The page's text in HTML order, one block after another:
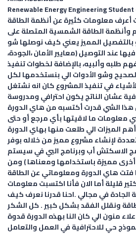
Renewable Energy Engineering Student
أعرف معلومات كثيرة عن أنظمة الطاقة
وأنظمة الطاقة الشمسية المتصلة على
المميز يعني كيف نوصلها شو
عند التوصيل (معايير الأمان ،الجودة،
طلبه وألبيه، بالإضافة لخطوات تنفيذ
وشو الأدوات الي بنستخدمها لكل
في تنفيذ المشروع كان انه نشتغل
عشان الناتج يكون احترافي ومدروسة
الشي قدرت أكتسبه من هاي الدورة
معلومات ما لاقيتها بأي مرجع أو حتى
الميزات الي طلعت منها بهاي الدورة
لإنشاء مشروع مميز من خلاله بوفر
الاسكتش أب وبرنامج البي في سيستم
مميزة باستخدامها ومعناها ) ومن
فتت هاي الدورة ومعلوماتي عن الطاقة
قليلة أما الان فأنا اكتسبت معلومات
الجادة في مجالي .احنا قدرنا نعرف كيف
ونقلل الفقد بشكل كبير . كل الشكر
منون الي كان النا بهذه الدورة قدوة
حي للاحترافية في العمل والتعامل